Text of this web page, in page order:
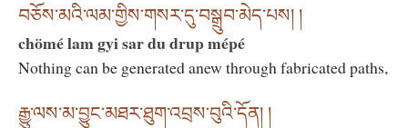
བཅོས་མའི་ལམ་གྱིས་གསར་དུ་བསྒྲུབ་མེད་པས། །
chömé lam gyi sar du drup mépé
Nothing can be generated anew through fabricated paths,
རྒྱུ་ལས་མ་བྱུང་མཐར་ཐུག་འབྲས་བུའི་དོན། །